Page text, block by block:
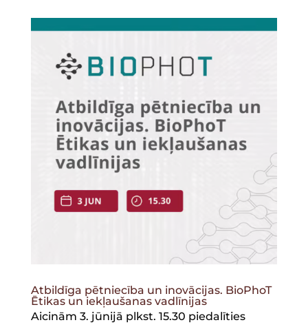
Atbildīga pētniecība un inovācijas. BioPhoT
Ētikas un iekļaušanas vadlīnijas
Aicinām 3. jūnijā plkst. 15.30 piedalīties